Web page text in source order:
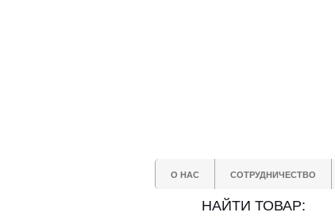
О НАС СОТРУДНИЧЕСТВО
НАЙТИ ТОВАР: